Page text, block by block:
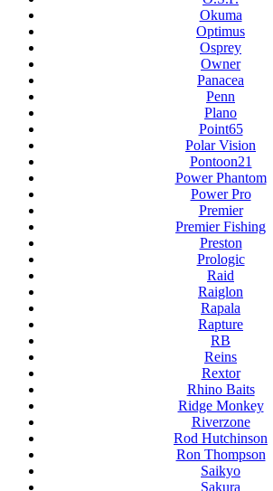
Okuma
Optimus
Osprey
Owner
Panacea
Penn
Plano
Point65
Polar Vision
Pontoon21
Power Phantom
Power Pro
Premier
Premier Fishing
Preston
Prologic
Raid
Raiglon
Rapala
Rapture
RB
Reins
Rextor
Rhino Baits
Ridge Monkey
Riverzone
Rod Hutchinson
Ron Thompson
Saikyo
Sakura